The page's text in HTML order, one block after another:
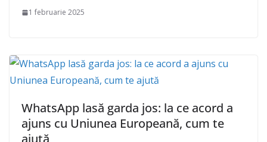
1 februarie 2025
WhatsApp lasă garda jos: la ce acord a
ajuns cu Uniunea Europeană, cum te